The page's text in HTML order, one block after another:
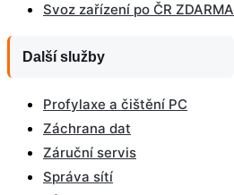
Svoz zařízení po ČR ZDARMA
Další služby
Profylaxe a čištění PC
Záchrana dat
Záruční servis
Správa sítí